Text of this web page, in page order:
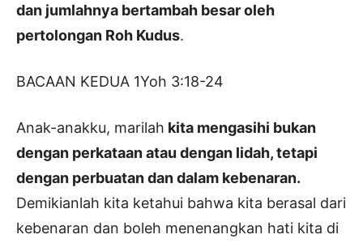
dan jumlahnya bertambah besar oleh
pertolongan Roh Kudus.
BACAAN KEDUA 1Yoh 3:18-24
Anak-anakku, marilah kita mengasihi bukan
dengan perkataan atau dengan lidah, tetapi
dengan perbuatan dan dalam kebenaran.
Demikianlah kita ketahui bahwa kita berasal dari
kebenaran dan boleh menenangkan hati kita di